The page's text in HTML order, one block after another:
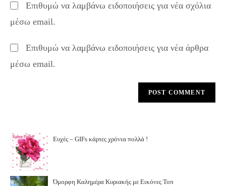
comment
URL
(optional)
Επιθυμώ να λαμβάνω ειδοποιήσεις για νέα σχόλια
μέσω email.
Επιθυμώ να λαμβάνω ειδοποιήσεις για νέα άρθρα
μέσω email.
Ευχές – GIFs κάρτες χρόνια πολλά !
Όμορφη Καλημέρα Κυριακής με Εικόνες Τοπ